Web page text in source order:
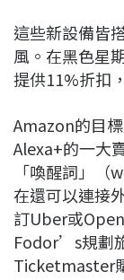
這些新設備皆
風。在黑色星
提供11%折扣
Amazon的目
Alexa+的一大
「喚醒詞」
在還可以連接
訂Uber或
Fodor’s規劃
Ticketmaster